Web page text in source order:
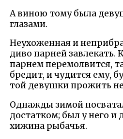
А виною тому была
глазами.
Неухоженная и
диво парней завлекать.
парнем перемолвится,
бредит, и чудится ему,
той девушки прожить
Однажды зимой
достатком; был у него и
хижина рыбачья.